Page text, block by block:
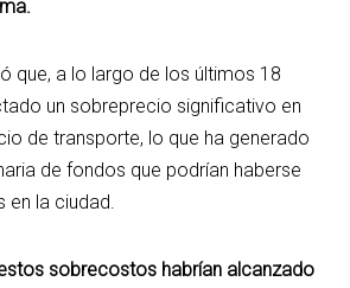
que, a lo largo de los últimos 18
un sobreprecio significativo en
de transporte, lo que ha generado
de fondos que podrían haberse
la ciudad.
sobrecostos habrían alcanzado